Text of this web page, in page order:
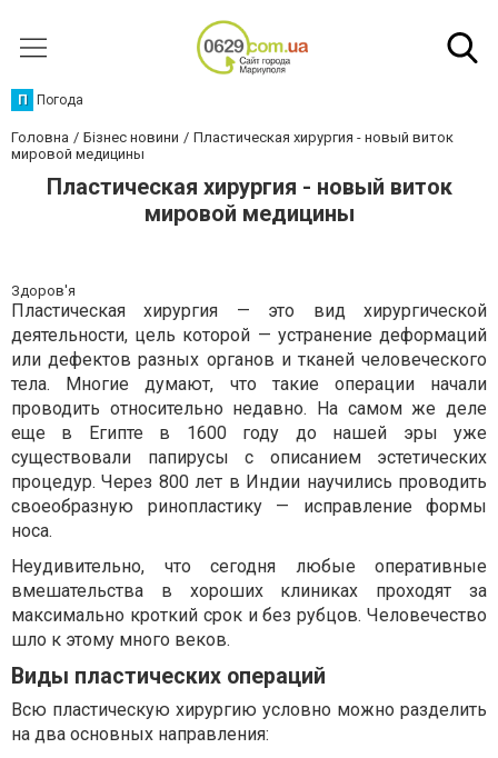
П Погода
Головна Бізнес новини
Пластическая хирургия - новый виток
мировой медицины
Пластическая хирургия - новый виток
мировой медицины
Здоров'я
Пластическая хирургия — это вид хирургической
деятельности, цель которой — устранение деформаций
или дефектов разных органов и тканей человеческого
тела. Многие думают, что такие операции начали
проводить относительно недавно. На самом же деле
еще в Египте в 1600 году до нашей эры уже
существовали папирусы с описанием эстетических
процедур. Через 800 лет в Индии научились проводить
своеобразную ринопластику — исправление формы
носа.
Неудивительно, что сегодня любые оперативные
вмешательства в хороших клиниках проходят за
максимально кроткий срок и без рубцов. Человечество
шло к этому много веков.
Виды пластических операций
Всю пластическую хирургию условно можно разделить
на два основных направления: